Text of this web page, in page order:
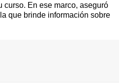
curso. En ese marco, aseguró
que brinde información sobre